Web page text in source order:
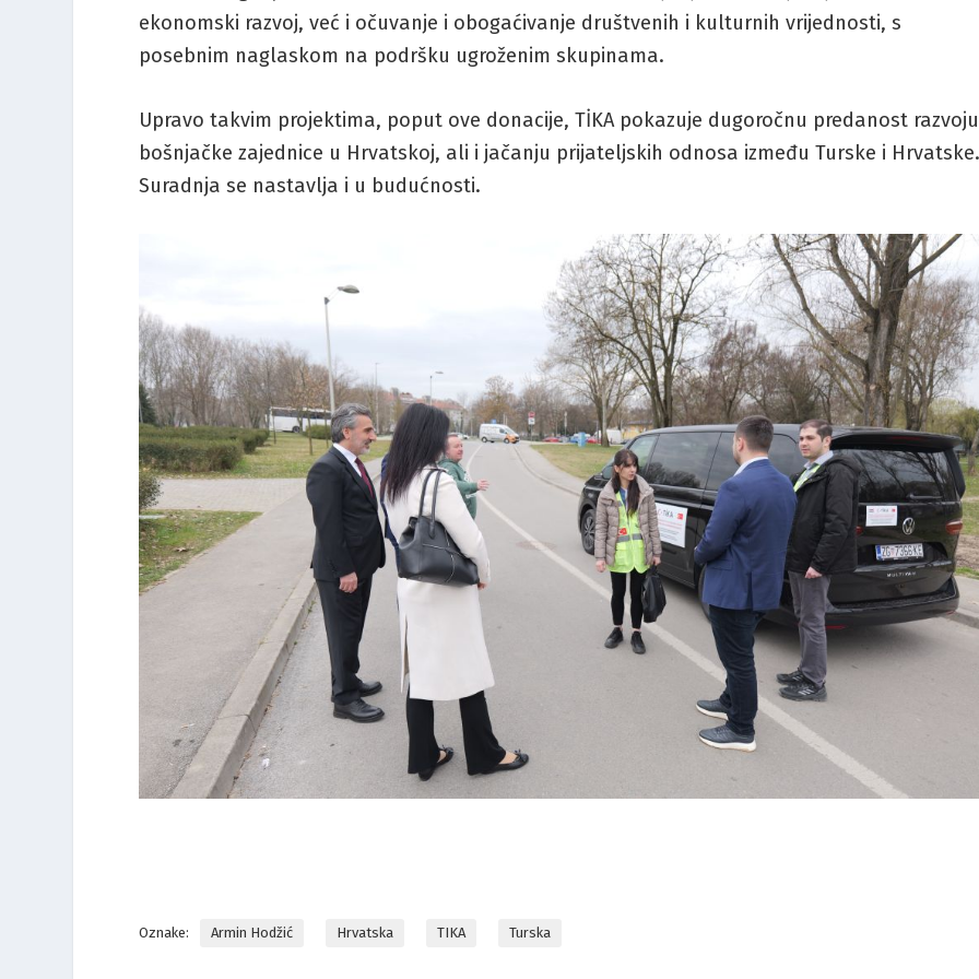
ekonomski razvoj, već i očuvanje i obogaćivanje društvenih i kulturnih vrijednosti, s
posebnim naglaskom na podršku ugroženim skupinama.
Upravo takvim projektima, poput ove donacije, TİKA pokazuje dugoročnu predanost razvoju
bošnjačke zajednice u Hrvatskoj, ali i jačanju prijateljskih odnosa između Turske i
Suradnja se nastavlja i u budućnosti.
Oznake: Armin Hodžić Hrvatska TIKA Turska